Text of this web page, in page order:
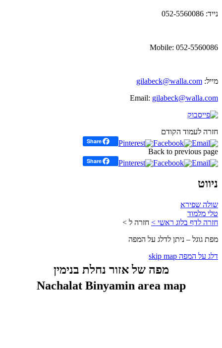
נייד: 052-5560086
Mobile: 052-5560086
מייל: gilabeck@walla.com
Email: gilabeck@walla.com
חזרה לעמוד הקודם
Share
Back to previous page
Share
ניווט
שולה שפירא
טלי מלמוד
חזרה לדף בלוג ראשי > חזרה ל >
מפת גוגל – ניתן לדלג על המפה
דלג על המפה skip map
מפה של אזור נחלת בנימין
Nachalat Binyamin area map